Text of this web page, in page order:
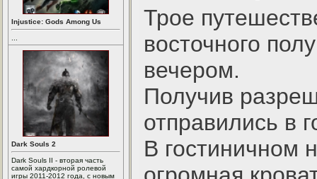
Injustice: Gods Among Us
Dark Souls 2
Dark Souls II - вторая часть
самой хардкорной ролевой
игры 2011-2012 года, с новым
Трое
восточного
вечером.
Получив
отправились в
В гостиничном